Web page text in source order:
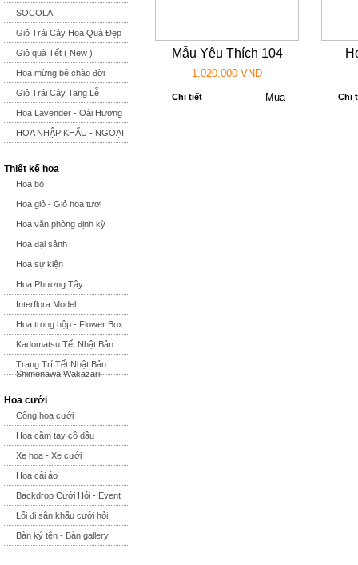
SOCOLA
Giỏ Trái Cây Hoa Quả Đẹp
Giỏ quà Tết ( New )
Hoa mừng bé chào đời
Giỏ Trái Cây Tang Lễ
Hoa Lavender - Oải Hương
HOA NHẬP KHẨU - NGOẠI
Thiết kế hoa
Hoa bó
Hoa giỏ - Giỏ hoa tươi
Hoa văn phòng định kỳ
Hoa đại sảnh
Hoa sự kiện
Hoa Phương Tây
Interflora Model
Hoa trong hộp - Flower Box
Kadomatsu Tết Nhật Bản
Trang Trí Tết Nhật Bản
Shimenawa Wakazari
Hoa cưới
Cổng hoa cưới
Hoa cầm tay cô dâu
Xe hoa - Xe cưới
Hoa cài áo
Backdrop Cưới Hỏi - Event
Lối đi sân khấu cưới hỏi
Bàn ký tên - Bàn gallery
Mẫu Yêu Thích 104
1.020.000 VND
Chi tiết Chi